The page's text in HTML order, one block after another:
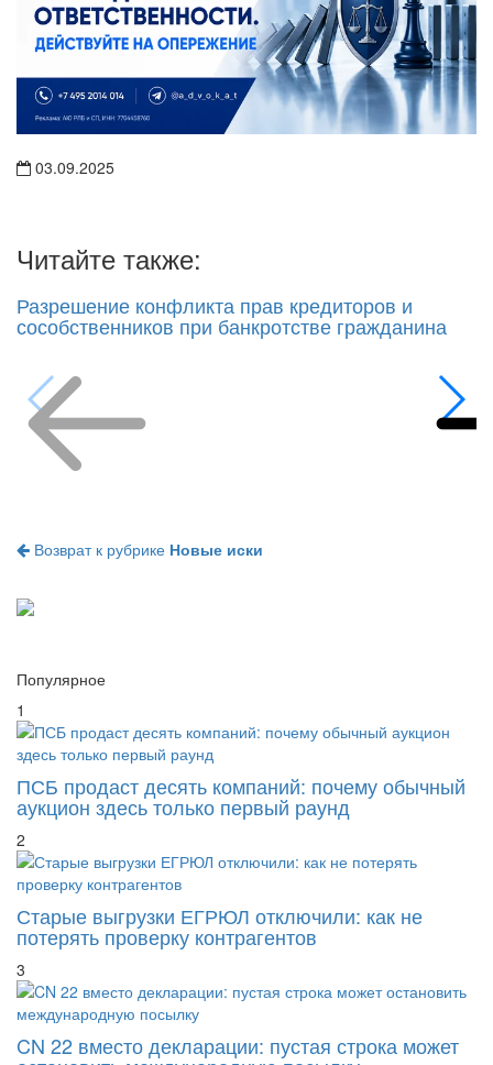
сособственников при банкротстве гражданина
1
ПСБ продаст десять компаний: почему обычный
аукцион здесь только первый раунд
2
Старые выгрузки ЕГРЮЛ отключили: как не
потерять проверку контрагентов
3
CN 22 вместо декларации: пустая строка может
остановить международную посылку